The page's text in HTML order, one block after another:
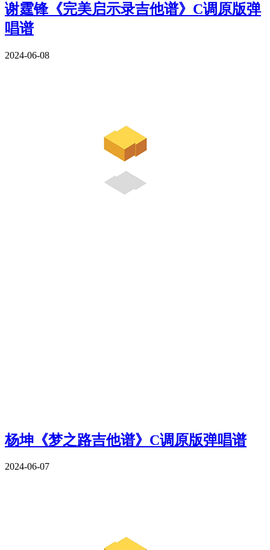
谢霆锋《完美启示录吉他谱》C调原版弹
唱谱
2024-06-08
杨坤《梦之路吉他谱》C调原版弹唱谱
2024-06-07